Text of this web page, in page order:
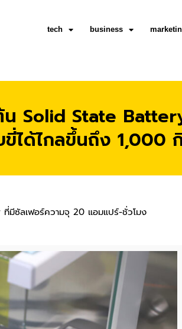
tech business
ต้น Solid State
ได้ไกลขึ้นถึง 1,000
ที่มีซัลเฟอร์ความจุ 20 แอมแปร์-ชั่วโมง